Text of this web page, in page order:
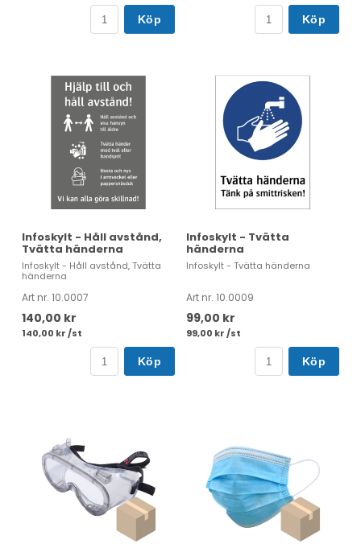
Köp Köp
Infoskylt - Håll avstånd,
Tvätta händerna
Infoskylt - Håll avstånd, Tvätta
händerna
Art nr. 10.0007
140,00 kr
140,00 kr /st
Köp
Infoskylt - Tvätta
händerna
Infoskylt - Tvätta händerna
Art nr. 10.0009
99,00 kr
99,00 kr /st
Köp